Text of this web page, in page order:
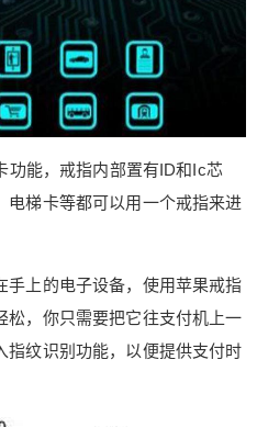
功能，戒指内部置有ID和Ic芯
电梯卡等都可以用一个戒指来进
手上的电子设备，使用苹果戒指
松，你只需要把它往支付机上一
指纹识别功能，以便提供支付时